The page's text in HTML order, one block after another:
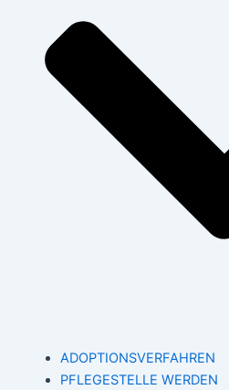
ADOPTIONSVERFAHREN
PFLEGESTELLE WERDEN